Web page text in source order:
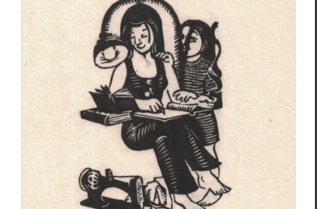
Judith Rodriguez : l’aluminium de la
poésie
Judith Rodriguez